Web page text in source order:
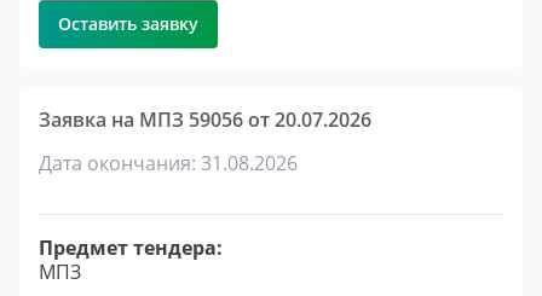
Оставить заявку
Заявка на МПЗ 59056 от 20.07.2026
Дата окончания: 31.08.2026
Предмет тендера:
МПЗ